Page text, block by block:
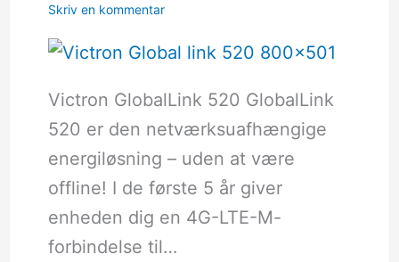
Skriv en kommentar
Victron GlobalLink 520 GlobalLink
520 er den netværksuafhængige
energiløsning – uden at være
offline! I de første 5 år giver
enheden dig en 4G-LTE-M-
forbindelse til…